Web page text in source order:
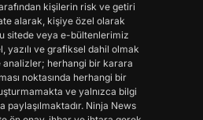
kişilerin risk ve getiri
alarak, kişiye özel olarak
sitede veya e-bültenlerimiz
yazılı ve grafiksel dahil olmak
analizler; herhangi bir karara
noktasında herhangi bir
ve yalnızca bilgi
paylaşılmaktadır. Ninja News